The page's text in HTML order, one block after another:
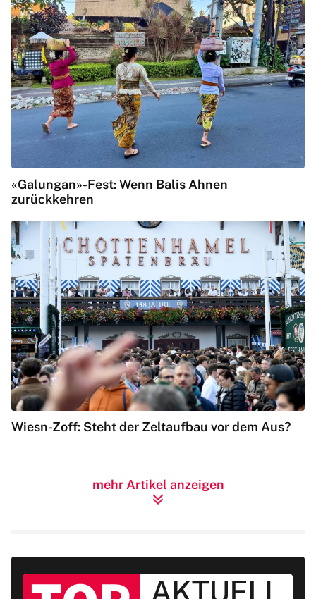
«Galungan»-Fest: Wenn Balis Ahnen
zurückkehren
Wiesn-Zoff: Steht der Zeltaufbau vor dem Aus?
mehr Artikel anzeigen